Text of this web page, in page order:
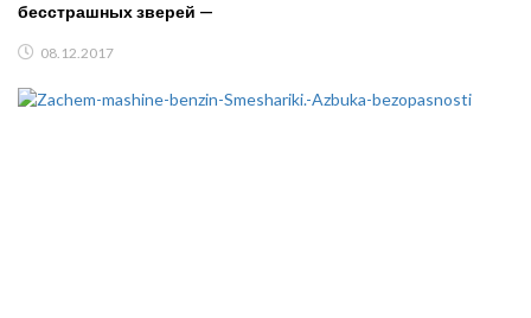
бесстрашных зверей —
08.12.2017